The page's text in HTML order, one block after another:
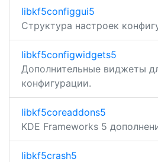
libkf5configgui5
Структура настроек
libkf5configwidgets5
Дополнительные виджеты
конфигурации.
libkf5coreaddons5
KDE Frameworks 5
libkf5crash5